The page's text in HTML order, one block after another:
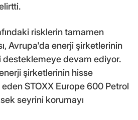
risklerin tamamen
Avrupa'da enerji şirketlerinin
desteklemeye devam ediyor.
şirketlerinin hisse
eden STOXX Europe 600 Petrol
seyrini korumayı